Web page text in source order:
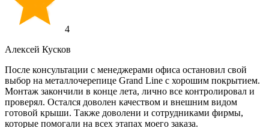
4
Алексей Кусков
После консультации с менеджерами офиса остановил свой
выбор на металлочерепице Grand Line с хорошим покрытием.
Монтаж закончили в конце лета, лично все контролировал и
проверял. Остался доволен качеством и внешним видом
готовой крыши. Также доволени и сотрудниками фирмы,
которые помогали на всех этапах моего заказа.